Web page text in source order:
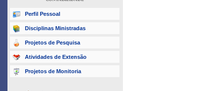
Perfil Pessoal
Disciplinas Ministradas
Projetos de Pesquisa
Atividades de Extensão
Projetos de Monitoria